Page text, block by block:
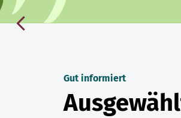
Gut informiert